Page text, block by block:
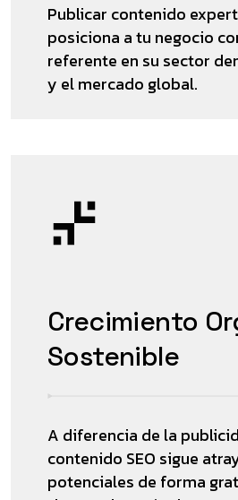
Publicar contenido
posiciona a tu negocio
referente en su sector
y el mercado global.
Crecimiento
Sostenible
A diferencia de la
contenido SEO sigue
potenciales de forma